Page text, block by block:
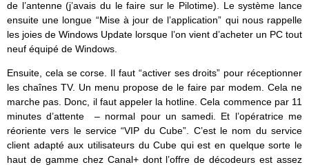
de l’antenne (j’avais du le faire sur le Pilotime). Le système lance
ensuite une longue “Mise à jour de l’application” qui nous rappelle
les joies de Windows Update lorsque l’on vient d’acheter un PC tout
neuf équipé de Windows.
Ensuite, cela se corse. Il faut “activer ses droits” pour réceptionner
les chaînes TV. Un menu propose de le faire par modem. Cela ne
marche pas. Donc, il faut appeler la hotline. Cela commence par 11
minutes d’attente – normal pour un samedi. Et l’opératrice me
réoriente vers le service “VIP du Cube”. C’est le nom du service
client adapté aux utilisateurs du Cube qui est en quelque sorte le
haut de gamme chez Canal+ dont l’offre de décodeurs est assez